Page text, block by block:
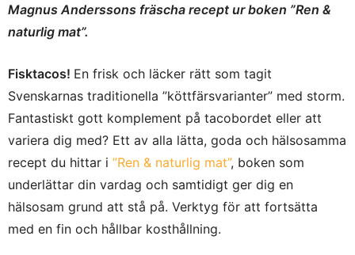
Magnus Anderssons fräscha recept ur boken ”Ren &
naturlig mat”.
Fisktacos! En frisk och läcker rätt som tagit
Svenskarnas traditionella ”köttfärsvarianter” med storm.
Fantastiskt gott komplement på tacobordet eller att
variera dig med? Ett av alla lätta, goda och hälsosamma
recept du hittar i ”Ren & naturlig mat”, boken som
underlättar din vardag och samtidigt ger dig en
hälsosam grund att stå på. Verktyg för att fortsätta
med en fin och hållbar kosthållning.